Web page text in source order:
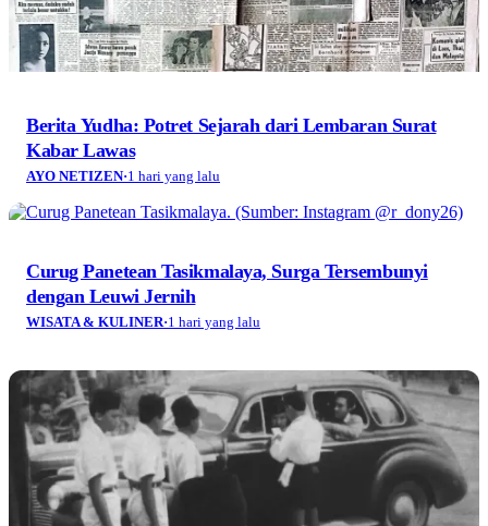
Berita Yudha: Potret Sejarah dari Lembaran Surat
Kabar Lawas
AYO NETIZEN·1 hari yang lalu
Curug Panetean Tasikmalaya, Surga Tersembunyi
dengan Leuwi Jernih
WISATA & KULINER·1 hari yang lalu